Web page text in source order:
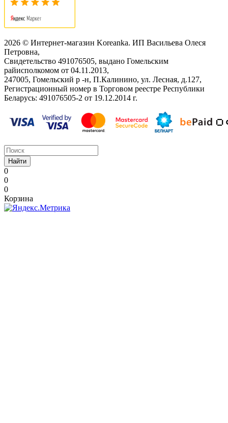
2026 © Интернет-магазин Koreanka. ИП Васильева Олеся
Петровна,
Свидетельство ‎491076505, выдано Гомельским
райисполкомом от 04.11.2013,
247005, Гомельский р -н, П.Калинино, ул. Лесная, д.127,
Регистрационный номер в Торговом реестре Республики
Беларусь: ‎491076505-2 от 19.12.2014 г.
Найти
0
0
0
Корзина